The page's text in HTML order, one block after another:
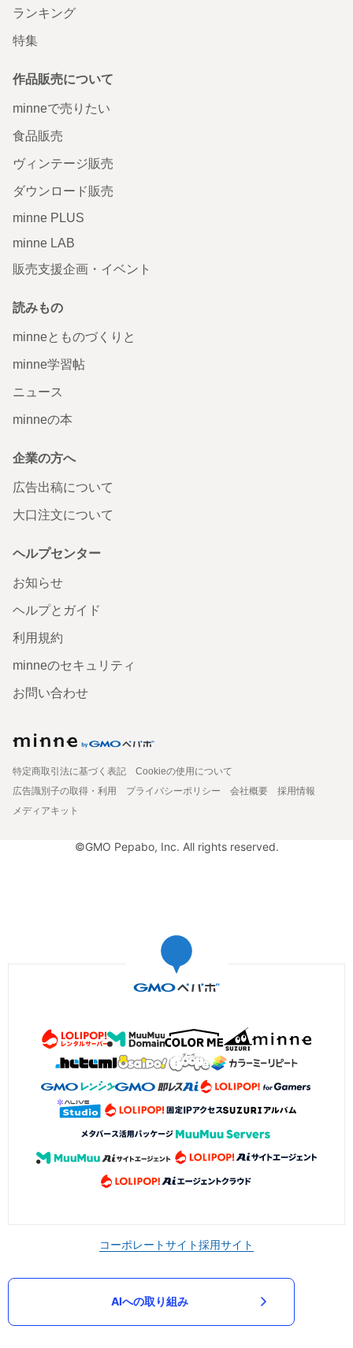
ランキング
特集
作品販売について
minneで売りたい
食品販売
ヴィンテージ販売
ダウンロード販売
minne PLUS
minne LAB
販売支援企画・イベント
読みもの
minneとものづくりと
minne学習帖
ニュース
minneの本
企業の方へ
広告出稿について
大口注文について
ヘルプセンター
お知らせ
ヘルプとガイド
利用規約
minneのセキュリティ
お問い合わせ
特定商取引法に基づく表記
Cookieの使用について
広告識別子の取得・利用
プライバシーポリシー 会社概要
採用情報
メディアキット
©GMO Pepabo, Inc. All rights reserved.
コーポレートサイト採用サイト
AIへの取り組み